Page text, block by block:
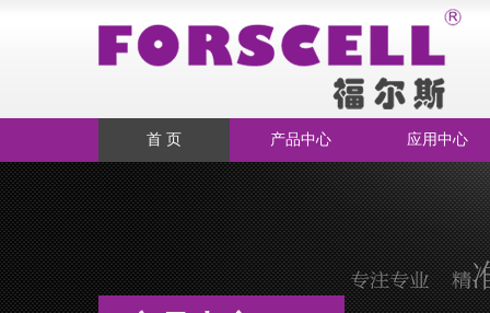
首 页 产品中心 应用中心